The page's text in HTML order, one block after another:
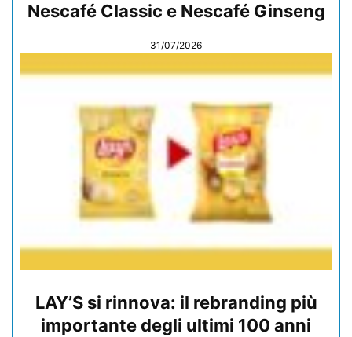
Nescafé Classic e Nescafé Ginseng
31/07/2026
LAY’S si rinnova: il rebranding più
importante degli ultimi 100 anni